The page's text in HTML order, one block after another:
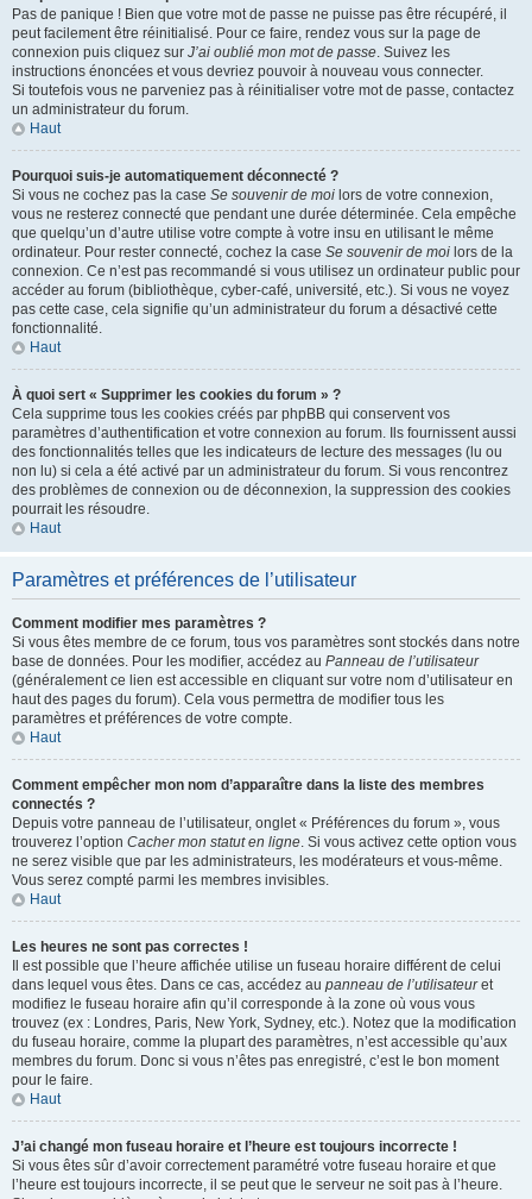
Pas de panique ! Bien que votre mot de passe ne puisse pas être récupéré, il
peut facilement être réinitialisé. Pour ce faire, rendez vous sur la page de
connexion puis cliquez sur J’ai oublié mon mot de passe. Suivez les
instructions énoncées et vous devriez pouvoir à nouveau vous connecter.
Si toutefois vous ne parveniez pas à réinitialiser votre mot de passe, contactez
un administrateur du forum.
Haut
Pourquoi suis-je automatiquement déconnecté ?
Si vous ne cochez pas la case Se souvenir de moi lors de votre connexion,
vous ne resterez connecté que pendant une durée déterminée. Cela empêche
que quelqu’un d’autre utilise votre compte à votre insu en utilisant le même
ordinateur. Pour rester connecté, cochez la case Se souvenir de moi lors de la
connexion. Ce n’est pas recommandé si vous utilisez un ordinateur public pour
accéder au forum (bibliothèque, cyber-café, université, etc.). Si vous ne voyez
pas cette case, cela signifie qu’un administrateur du forum a désactivé cette
fonctionnalité.
Haut
À quoi sert « Supprimer les cookies du forum » ?
Cela supprime tous les cookies créés par phpBB qui conservent vos
paramètres d’authentification et votre connexion au forum. Ils fournissent aussi
des fonctionnalités telles que les indicateurs de lecture des messages (lu ou
non lu) si cela a été activé par un administrateur du forum. Si vous rencontrez
des problèmes de connexion ou de déconnexion, la suppression des cookies
pourrait les résoudre.
Haut
Paramètres et préférences de l’utilisateur
Comment modifier mes paramètres ?
Si vous êtes membre de ce forum, tous vos paramètres sont stockés dans notre
base de données. Pour les modifier, accédez au Panneau de l’utilisateur
(généralement ce lien est accessible en cliquant sur votre nom d’utilisateur en
haut des pages du forum). Cela vous permettra de modifier tous les
paramètres et préférences de votre compte.
Haut
Comment empêcher mon nom d’apparaître dans la liste des membres
connectés ?
Depuis votre panneau de l’utilisateur, onglet « Préférences du forum », vous
trouverez l’option Cacher mon statut en ligne. Si vous activez cette option vous
ne serez visible que par les administrateurs, les modérateurs et vous-même.
Vous serez compté parmi les membres invisibles.
Haut
Les heures ne sont pas correctes !
Il est possible que l’heure affichée utilise un fuseau horaire différent de celui
dans lequel vous êtes. Dans ce cas, accédez au panneau de l’utilisateuret
modifiez le fuseau horaire afin qu’il corresponde à la zone où vous vous
trouvez (ex : Londres, Paris, New York, Sydney, etc.). Notez que la modification
du fuseau horaire, comme la plupart des paramètres, n’est accessible qu’aux
membres du forum. Donc si vous n’êtes pas enregistré, c’est le bon moment
pour le faire.
Haut
J’ai changé mon fuseau horaire et l’heure est toujours incorrecte !
Si vous êtes sûr d’avoir correctement paramétré votre fuseau horaire et que
l’heure est toujours incorrecte, il se peut que le serveur ne soit pas à l’heure.